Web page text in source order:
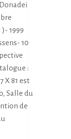
1999
10
:
X 81 est
Salle du
de